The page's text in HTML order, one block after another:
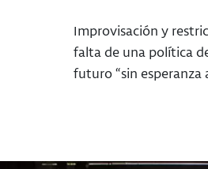
Improvisación y
falta de una política
futuro “sin esperanza